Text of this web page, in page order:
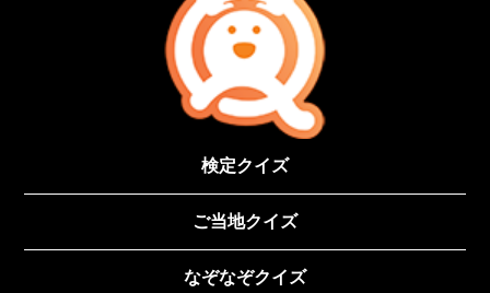
検定クイズ
ご当地クイズ
なぞなぞクイズ